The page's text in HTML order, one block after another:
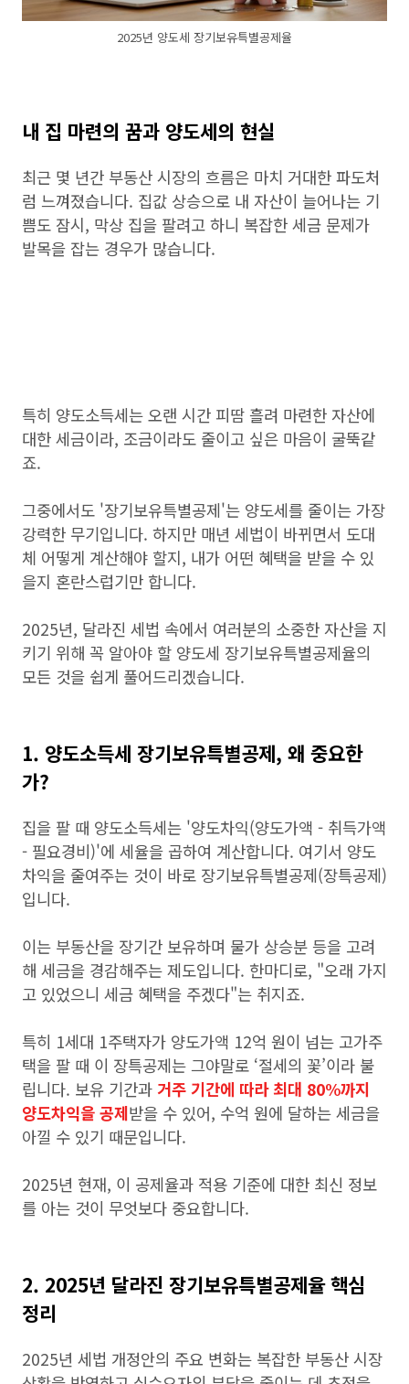
2025년 양도세 장기보유특별공제율
내 집 마련의 꿈과 양도세의 현실
최근 몇 년간 부동산 시장의 흐름은 마치 거대한 파도처
럼 느껴졌습니다. 집값 상승으로 내 자산이 늘어나는 기
쁨도 잠시, 막상 집을 팔려고 하니 복잡한 세금 문제가
발목을 잡는 경우가 많습니다.
특히 양도소득세는 오랜 시간 피땀 흘려 마련한 자산에
대한 세금이라, 조금이라도 줄이고 싶은 마음이 굴뚝같
죠.
그중에서도 '장기보유특별공제'는 양도세를 줄이는 가장
강력한 무기입니다. 하지만 매년 세법이 바뀌면서 도대
체 어떻게 계산해야 할지, 내가 어떤 혜택을 받을 수 있
을지 혼란스럽기만 합니다.
2025년, 달라진 세법 속에서 여러분의 소중한 자산을 지
키기 위해 꼭 알아야 할 양도세 장기보유특별공제율의
모든 것을 쉽게 풀어드리겠습니다.
1. 양도소득세 장기보유특별공제, 왜 중요한
가?
집을 팔 때 양도소득세는 '양도차익(양도가액 - 취득가액
- 필요경비)'에 세율을 곱하여 계산합니다. 여기서 양도
차익을 줄여주는 것이 바로 장기보유특별공제(장특공제)
입니다.
이는 부동산을 장기간 보유하며 물가 상승분 등을 고려
해 세금을 경감해주는 제도입니다. 한마디로, "오래 가지
고 있었으니 세금 혜택을 주겠다"는 취지죠.
특히 1세대 1주택자가 양도가액 12억 원이 넘는 고가주
택을 팔 때 이 장특공제는 그야말로 ‘절세의 꽃’이라 불
립니다. 보유 기간과 거주 기간에 따라 최대 80%까지
양도차익을 공제받을 수 있어, 수억 원에 달하는 세금을
아낄 수 있기 때문입니다.
2025년 현재, 이 공제율과 적용 기준에 대한 최신 정보
를 아는 것이 무엇보다 중요합니다.
2. 2025년 달라진 장기보유특별공제율 핵심
정리
2025년 세법 개정안의 주요 변화는 복잡한 부동산 시장